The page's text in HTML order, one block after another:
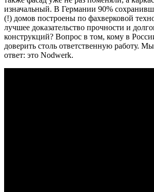
изначальный. В Германии 90%
(!) домов построены по фахверковой
лучшее доказательство прочности и
конструкций? Вопрос в том, кому в
доверить столь ответственную работу.
ответ: это Nodwerk.